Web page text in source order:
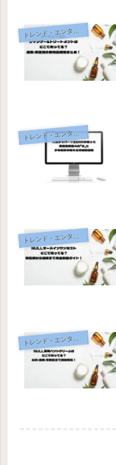
ト
ト レンド・エンタメ・商品・口コミ
ト
ト